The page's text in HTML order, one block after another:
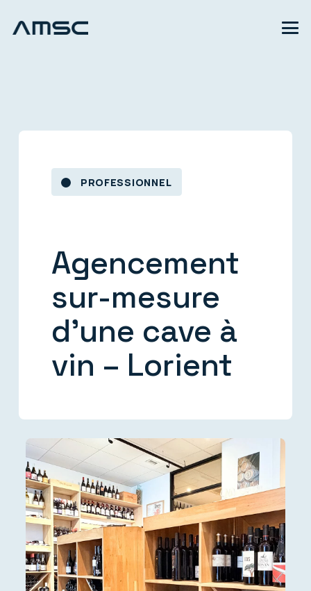
PROFESSIONNEL
Agencement
sur-mesure
d’une cave à
vin – Lorient